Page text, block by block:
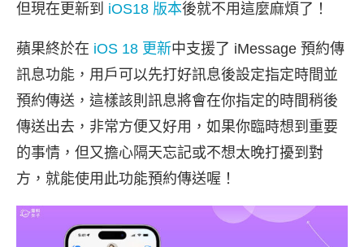
但現在更新到 iOS18 版本後就不用這麼麻煩了！
蘋果終於在 iOS 18 更新中支援了 iMessage 預約傳
訊息功能，用戶可以先打好訊息後設定指定時間並
預約傳送，這樣該則訊息將會在你指定的時間稍後
傳送出去，非常方便又好用，如果你臨時想到重要
的事情，但又擔心隔天忘記或不想太晚打擾到對
方，就能使用此功能預約傳送喔！